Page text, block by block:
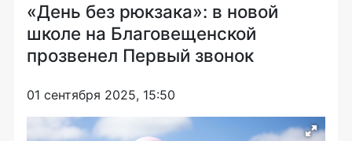
«День без рюкзака»: в новой
школе на Благовещенской
прозвенел Первый звонок
01 сентября 2025, 15:50